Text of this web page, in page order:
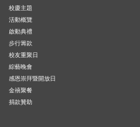
校慶主題
活動概覽
啟動典禮
步行籌款
校友重聚日
綜藝晚會
感恩崇拜暨開放日
金禧聚餐
捐款贊助